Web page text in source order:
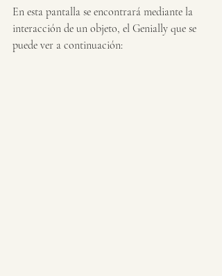
En esta pantalla se encontrará mediante la
interacción de un objeto, el Genially que se
puede ver a continuación: